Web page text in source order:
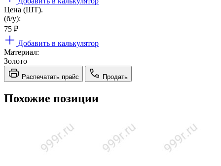
Цена (ШТ).
(б/у):
75 ₽
Добавить в калькулятор
Материал:
Золото
Распечатать прайс Продать
Похожие позиции